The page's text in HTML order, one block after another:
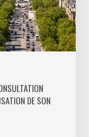
DE SON